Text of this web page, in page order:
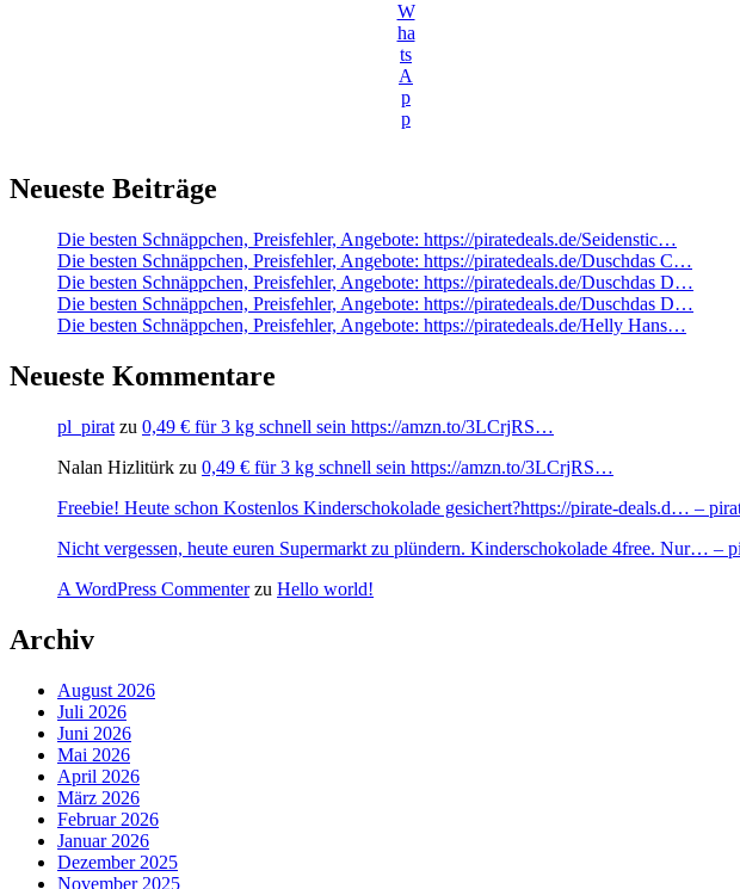
W
ha
ts
A
p
p
Neueste Beiträge
Die besten Schnäppchen, Preisfehler, Angebote: https://piratedeals.de/Seidenstic…
Die besten Schnäppchen, Preisfehler, Angebote: https://piratedeals.de/Duschdas C…
Die besten Schnäppchen, Preisfehler, Angebote: https://piratedeals.de/Duschdas D…
Die besten Schnäppchen, Preisfehler, Angebote: https://piratedeals.de/Duschdas D…
Die besten Schnäppchen, Preisfehler, Angebote: https://piratedeals.de/Helly Hans…
Neueste Kommentare
pl_pirat zu 0,49 € für 3 kg schnell sein https://amzn.to/3LCrjRS…
Nalan Hizlitürk zu 0,49 € für 3 kg schnell sein https://amzn.to/3LCrjRS…
Freebie! Heute schon Kostenlos Kinderschokolade gesichert?https://pirate-deals.d… –
Nicht vergessen, heute euren Supermarkt zu plündern. Kinderschokolade 4free. Nur… –
A WordPress Commenterzu Hello world!
Archiv
August 2026
Juli 2026
Juni 2026
Mai 2026
April 2026
März 2026
Februar 2026
Januar 2026
Dezember 2025
November 2025